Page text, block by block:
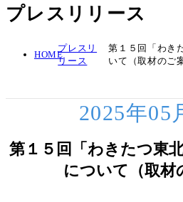
プレスリリース
HOME
プレスリ
リース
第１５回「わき
いて（取材のご
2025年05
第１５回「わきたつ東
について（取材